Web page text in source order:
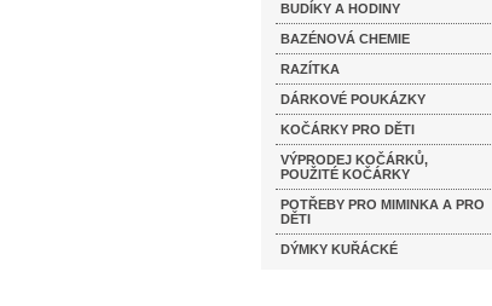
BUDÍKY A HODINY
BAZÉNOVÁ CHEMIE
RAZÍTKA
DÁRKOVÉ POUKÁZKY
KOČÁRKY PRO DĚTI
VÝPRODEJ KOČÁRKŮ,
POUŽITÉ KOČÁRKY
POTŘEBY PRO MIMINKA A PRO
DĚTI
DÝMKY KUŘÁCKÉ